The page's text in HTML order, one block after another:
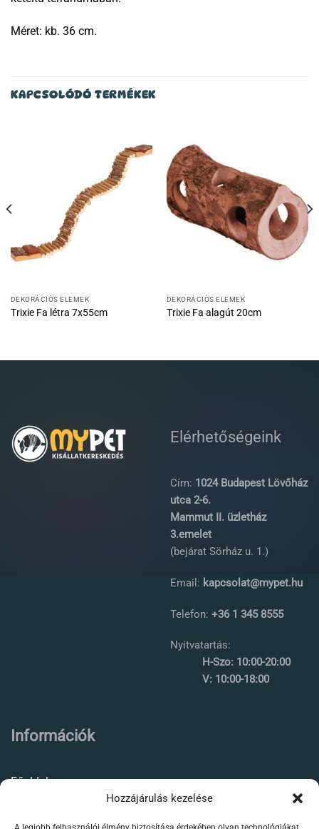
Hozzájárulás kezelése
Méret: kb. 36 cm.
KAPCSOLÓDÓ TERMÉKEK
DEKORÁCIÓS ELEMEK
Trixie Fa létra 7x55cm
DEKORÁCIÓS ELEMEK
Trixie Fa alagút 20cm
Elérhetőségeink
Cím: 1024 Budapest Lövőház
utca 2-6.
Mammut II. üzletház
3.emelet
(bejárat Sörház u. 1.)
Email: kapcsolat@mypet.hu
Telefon: +36 1 345 8555
Nyitvatartás:
H-Szo: 10:00-20:00
V: 10:00-18:00
Információk
Főoldal